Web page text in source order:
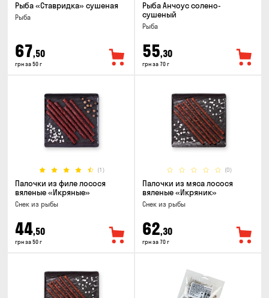
Рыба «Ставридка» сушеная
Рыба
67,50
грн за 50 г
Рыба Анчоус солено-
сушеный
Рыба
55,30
грн за 70 г
(1)
Палочки из филе лосося
вяленые «Икряные»
Снек из рыбы
44,50
грн за 50 г
(0)
Палочки из мяса лосося
вяленые «Икряник»
Снек из рыбы
62,30
грн за 70 г